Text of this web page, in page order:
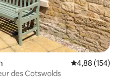
Évaluation
4,88 (154)
des Cotswolds